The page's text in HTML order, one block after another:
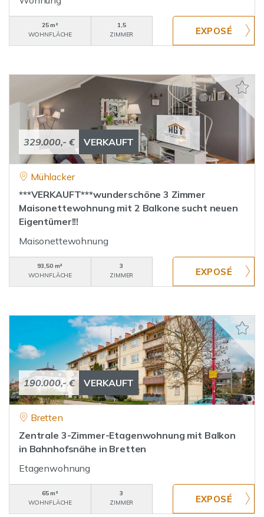
25 m²
WOHNFLÄCHE
1,5
ZIMMER
329.000,- € VERKAUFT
Mühlacker
***VERKAUFT***wunderschöne 3 Zimmer
Maisonettewohnung mit 2 Balkone sucht neuen
Eigentümer!!!
Maisonettewohnung
93,50 m²
WOHNFLÄCHE
3
ZIMMER
190.000,- € VERKAUFT
Bretten
Zentrale 3-Zimmer-Etagenwohnung mit Balkon
in Bahnhofsnähe in Bretten
Etagenwohnung
65 m²
WOHNFLÄCHE
3
ZIMMER